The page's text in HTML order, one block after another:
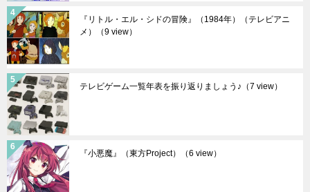
『リトル・エル・シドの冒険』（1984年）（テレビアニ
メ）
（9 view）
テレビゲーム一覧年表を振り返りましょう♪ （7 view）
『小悪魔』（東方Project） （6 view）